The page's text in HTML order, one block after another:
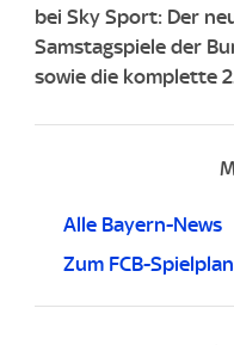
bei Sky Sport: Der
Samstagspiele der
sowie die komplette
Alle Bayern-News
Zum FCB-Spielplan